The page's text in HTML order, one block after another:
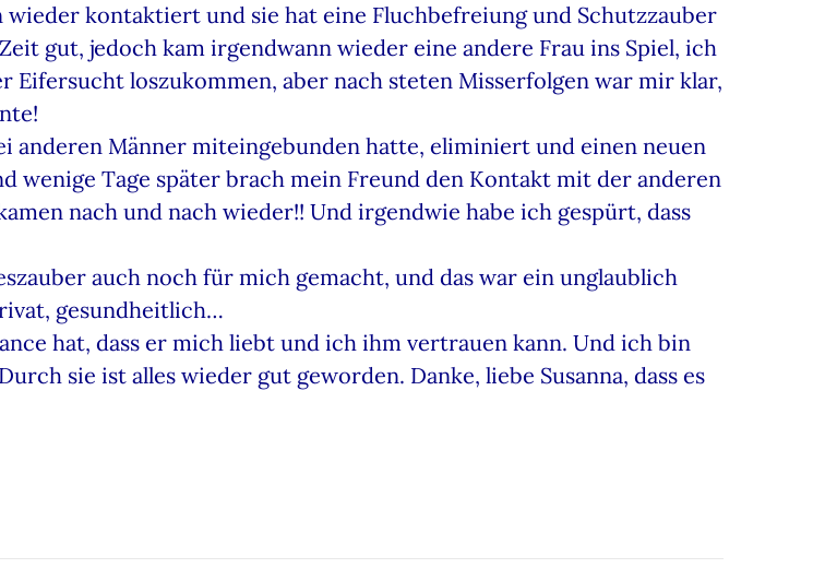
wieder kontaktiert und sie hat eine Fluchbefreiung und Schutzzauber
gut, jedoch kam irgendwann wieder eine andere Frau ins Spiel, ich
loszukommen, aber nach steten Misserfolgen war mir klar,
anderen Männer miteingebunden hatte, eliminiert und einen neuen
wenige Tage später brach mein Freund den Kontakt mit der anderen
nach und nach wieder!! Und irgendwie habe ich gespürt, dass
auch noch für mich gemacht, und das war ein unglaublich
gesundheitlich…
hat, dass er mich liebt und ich ihm vertrauen kann. Und ich bin
sie ist alles wieder gut geworden. Danke, liebe Susanna, dass es